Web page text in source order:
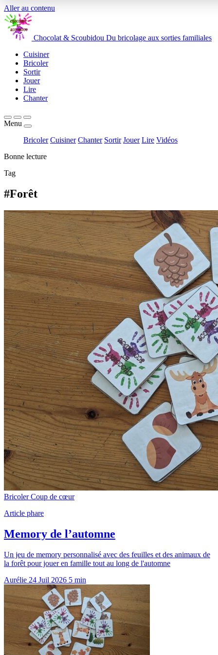
Aller au contenu
Chocolat & Scoubidou Du bricolage aux sorties familiales
Cuisiner
Bricoler
Sortir
Jouer
Lire
Chanter
Menu
Bricoler Cuisiner Chanter Sortir Jouer Lire Vidéos
Bonne lecture
Tag
#Forêt
Bricoler Coup de cœur
Article phare
Memory de l’automne
Un jeu de memory personnalisé avec des feuilles et des animaux de
la forêt pour jouer en famille tout au long de l'automne
Aurélie 24 Juil 2026 5 min